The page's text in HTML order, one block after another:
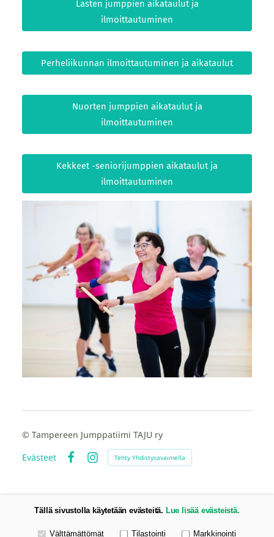
Lasten jumppien aikataulut ja
ilmoittautuminen
Perheliikunnan ilmoittautuminen ja aikataulut
Nuorten jumppien aikataulut ja
ilmoittautuminen
Kekkeet -seniorijumppien aikataulut ja
ilmoittautuminen
© Tampereen Jumppatiimi TAJU ry
Evästeet
FacebookInstagram
Tehty Yhdistysavaimella
Tällä sivustolla käytetään evästeitä. Lue lisää evästeistä.
Valitse käytettävät evästeet
Välttämättömät Tilastointi Markkinointi